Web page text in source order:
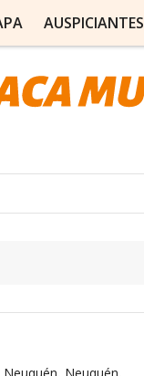
AUSPICIANTES